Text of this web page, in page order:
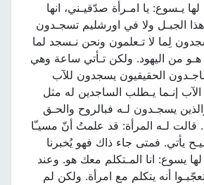
يـسوع: يا امـرأة صدّقيـني، انها
الجبـل ولا في اورشليم تسجـدون
لِما لا تـعلمون ونحن نـسجد لما
من اليهود. ولكن تـأتي ساعة وهي
الحقيقيون يسجدون للآب
إنـما يـطلب الساجدين له مثل
يسجـدون لـه فبالروح والحـق
قالت لـه المرأة: قد علمتُ أنّ مسيـّا
يأتي. فمتى جاء ذاك فهو يُخبرنا
يسوع: انا المـتكلم معك هو. وعند
أنه يتكلم مع امرأة. ولكن لم